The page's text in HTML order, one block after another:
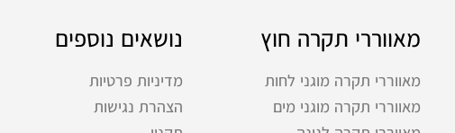
מאווררי תקרה חוץ
מאווררי תקרה מוגני לחות
מאווררי תקרה מוגני מים
נושאים נוספים
מדיניות פרטיות
הצהרת נגישות